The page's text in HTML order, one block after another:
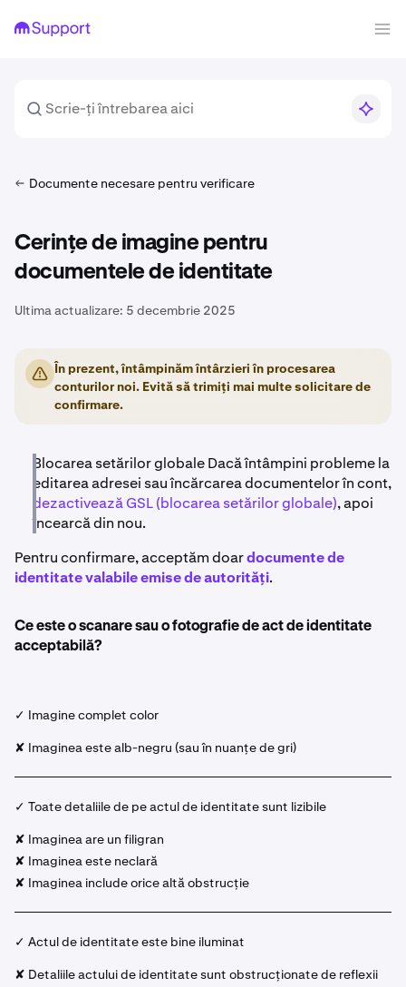
Documente necesare pentru verificare
Cerințe de imagine pentru
documentele de identitate
Ultima actualizare: 5 decembrie 2025
În prezent, întâmpinăm întârzieri în procesarea
conturilor noi. Evită să trimiți mai multe solicitare de
confirmare.
Blocarea setărilor globale Dacă întâmpini probleme la
editarea adresei sau încărcarea documentelor în cont,
dezactivează GSL (blocarea setărilor globale), apoi
încearcă din nou.
Pentru confirmare, acceptăm doardocumente de
identitate valabile emise de autorități.
Ce este o scanare sau o fotografie de act de identitate
acceptabilă?
✓ Imagine complet color
✘ Imaginea este alb-negru (sau în nuanțe de gri)
✓ Toate detaliile de pe actul de identitate sunt lizibile
✘ Imaginea are un filigran
✘ Imaginea este neclară
✘ Imaginea include orice altă obstrucție
✓ Actul de identitate este bine iluminat
✘ Detaliile actului de identitate sunt obstrucționate de reflexii